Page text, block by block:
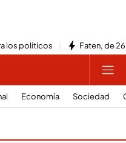
los políticos Faten, de
Economía Sociedad